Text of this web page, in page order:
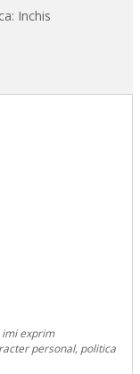
Inchis
imi exprim
personal, politica